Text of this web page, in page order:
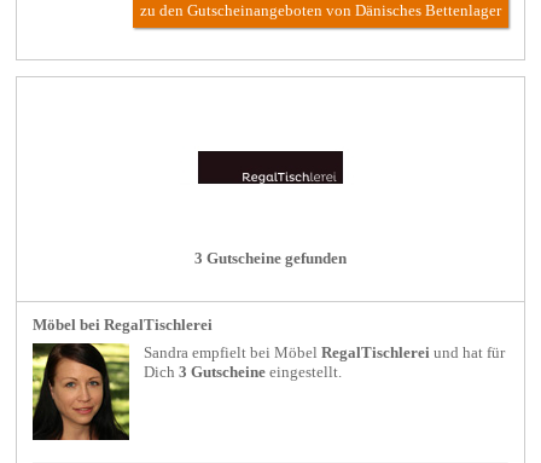
zu den Gutscheinangeboten von Dänisches Bettenlager
3 Gutscheine gefunden
Möbel bei RegalTischlerei
Sandra empfielt beiMöbel RegalTischlerei und hat für
Dich3 Gutscheine eingestellt.